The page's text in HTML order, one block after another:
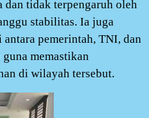
dan tidak terpengaruh oleh
stabilitas. Ia juga
pemerintah, TNI, dan
memastikan
di wilayah tersebut.